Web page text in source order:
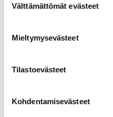
Välttämättömät evästeet
Mieltymysevästeet
Tilastoevästeet
Kohdentamisevästeet